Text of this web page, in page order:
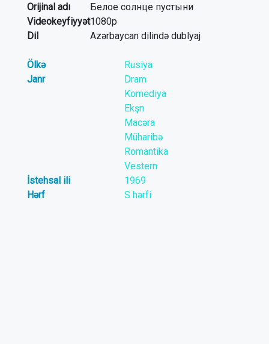
Orijinal adı
Белое солнце пустыни
Videokeyfiyyət1080p
Dil
Azərbaycan dilində dublyaj
Ölkə
Rusiya
Janr
Dram
Komediya
Ekşn
Macəra
Müharibə
Romantika
Vestern
İstehsal ili
1969
Hərf
S hərfi